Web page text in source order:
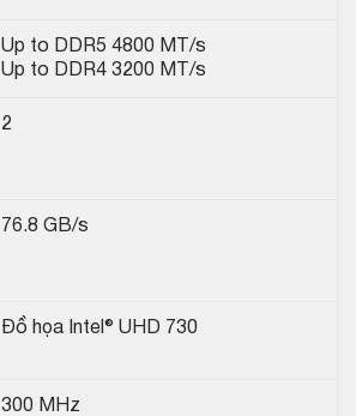
Up to DDR5 4800 MT/s
Up to DDR4 3200 MT/s
2
76.8 GB/s
Đồ họa Intel® UHD 730
300 MHz